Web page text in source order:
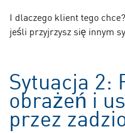
I dlaczego klient tego
jeśli przyjrzysz się innym
Sytuacja 2:
obrażeń i
przez